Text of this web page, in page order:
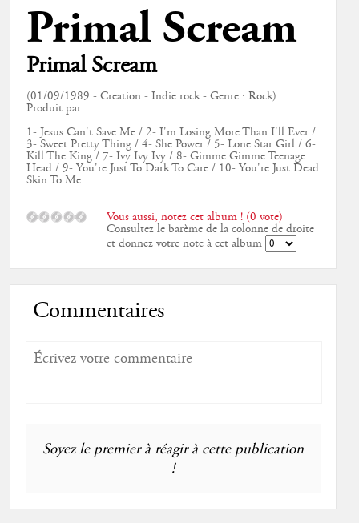
Primal Scream
Primal Scream
(01/09/1989 - Creation - Indie rock - Genre : Rock)
Produit par
1- Jesus Can't Save Me / 2- I'm Losing More Than I'll Ever /
3- Sweet Pretty Thing / 4- She Power / 5- Lone Star Girl / 6-
Kill The King / 7- Ivy Ivy Ivy / 8- Gimme Gimme Teenage
Head / 9- You're Just To Dark To Care / 10- You're Just Dead
Skin To Me
Vous aussi, notez cet album ! (0 vote)
Consultez le barème de la colonne de droite
et donnez votre note à cet album
Commentaires
Soyez le premier à réagir à cette publication
!